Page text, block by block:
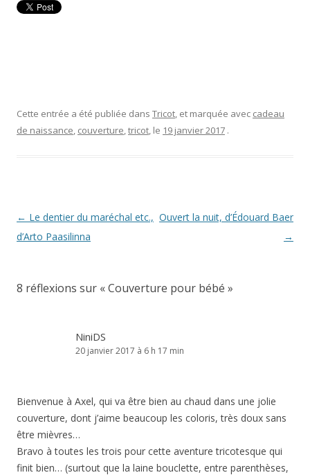
Cette entrée a été publiée dans Tricot, et marquée avec cadeau
de naissance, couverture,tricot, le 19 janvier 2017 .
Navigation
des
← Le dentier du maréchal etc.,
d’Arto Paasilinna
Ouvert la nuit, d’Édouard Baer
→
8 réflexions sur «Couverture pour bébé »
NiniDS
20 janvier 2017 à 6 h 17 min
Bienvenue à Axel, qui va être bien au chaud dans une jolie
couverture, dont j’aime beaucoup les coloris, très doux sans
être mièvres…
Bravo à toutes les trois pour cette aventure tricotesque qui
finit bien… (surtout que la laine bouclette, entre parenthèses,